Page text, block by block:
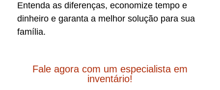
Entenda as diferenças, economize tempo e
dinheiro e garanta a melhor solução para sua
família.
Fale agora com um especialista em
inventário!